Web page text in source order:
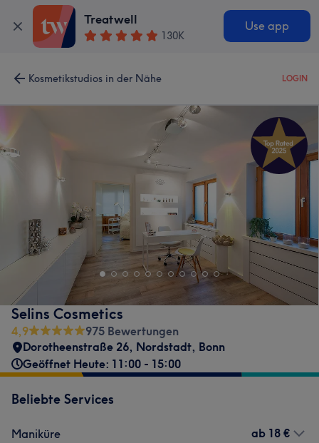
Treatwell
130K
Use app
Kosmetikstudios in der Nähe LOGIN
Selins Cosmetics
4,9
975 Bewertungen
Dorotheenstraße 26, Nordstadt, Bonn
Geöffnet Heute: 11:00 - 15:00
Beliebte Services
Maniküre
ab 18 €